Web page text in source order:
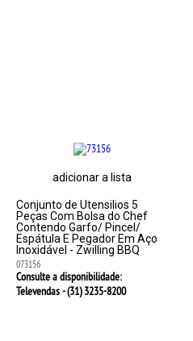
adicionar a lista
Conjunto de Utensilios 5
Peças Com Bolsa do Chef
Contendo Garfo/ Pincel/
Espátula E Pegador Em Aço
Inoxidável - Zwilling BBQ
073156
Consulte a disponibilidade:
Televendas - (31)3235-8200